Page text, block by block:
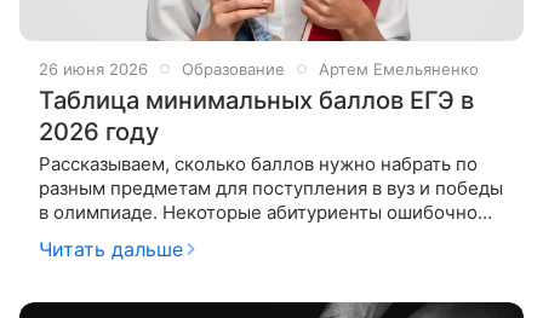
26 июня 2026 Образование Артем Емельяненко
Таблица минимальных баллов ЕГЭ в
2026 году
Рассказываем, сколько баллов нужно набрать по
разным предметам для поступления в вуз и победы
в олимпиаде. Некоторые абитуриенты ошибочно
заведение достаточно
Читать дальше